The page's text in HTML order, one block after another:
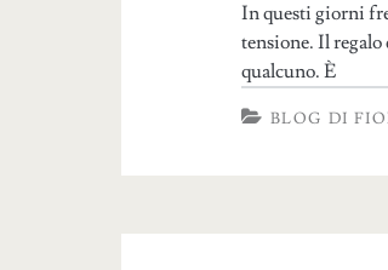
In questi giorni
tensione. Il
qualcuno. È
BLOG DI